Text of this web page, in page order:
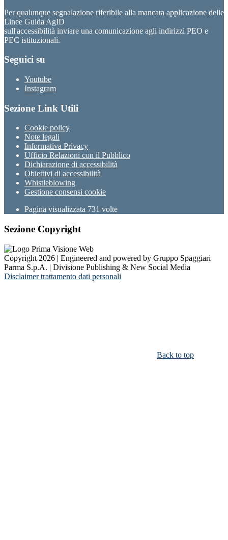
Per qualunque segnalazione riferibile alla mancata applicazione delle
Linee Guida AgID
sull'accessibilità inviare una comunicazione agli indirizzi PEO e
PEC istituzionali.
Seguici su
Youtube
Instagram
Sezione Link Utili
Cookie policy
Note legali
Informativa Privacy
Ufficio Relazioni con il Pubblico
Dichiarazione di accessibilità
Obiettivi di accessibilità
Whistleblowing
Gestione consensi cookie
Pagina visualizzata 731 volte
Sezione Copyright
Copyright 2026 | Engineered and powered by Gruppo Spaggiari
Parma S.p.A. | Divisione Publishing & New Social Media
Disclaimer trattamento dati personali
Back to top